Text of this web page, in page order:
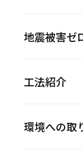
地震被害ゼ
工法紹介
環境への取